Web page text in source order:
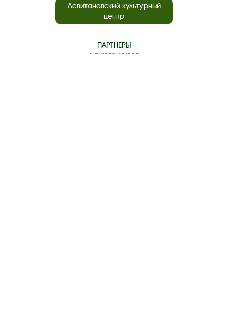
Левитановский культурный
центр
ПАРТНЕРЫ
нашего музея